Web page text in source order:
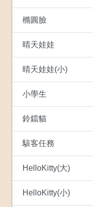
橢圓臉
晴天娃娃
晴天娃娃(小)
小學生
鈴鐺貓
駭客任務
HelloKitty(大)
HelloKitty(小)